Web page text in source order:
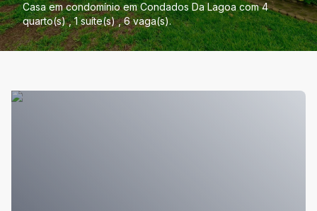
Casa em condomínio em Condados Da Lagoa com 4
quarto(s) , 1 suíte(s) , 6 vaga(s).